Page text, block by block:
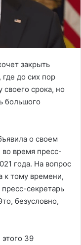
закрыть
до сих пор
срока, но
большого
о своем
время пресс-
года. На вопрос
к тому времени,
секретарь
безусловно,
39